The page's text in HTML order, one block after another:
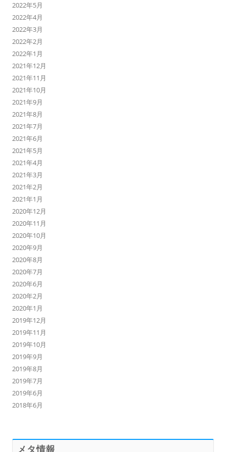
2022年5月
2022年4月
2022年3月
2022年2月
2022年1月
2021年12月
2021年11月
2021年10月
2021年9月
2021年8月
2021年7月
2021年6月
2021年5月
2021年4月
2021年3月
2021年2月
2021年1月
2020年12月
2020年11月
2020年10月
2020年9月
2020年8月
2020年7月
2020年6月
2020年2月
2020年1月
2019年12月
2019年11月
2019年10月
2019年9月
2019年8月
2019年7月
2019年6月
2018年6月
メタ情報